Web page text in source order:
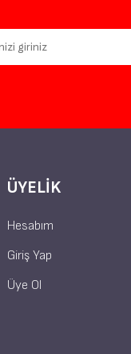
ÜYELIK
Hesabım
Giriş Yap
Üye Ol